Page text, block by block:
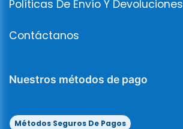
Políticas De Envío Y Devoluciones
Contáctanos
Nuestros métodos de pago
Métodos Seguros De Pagos